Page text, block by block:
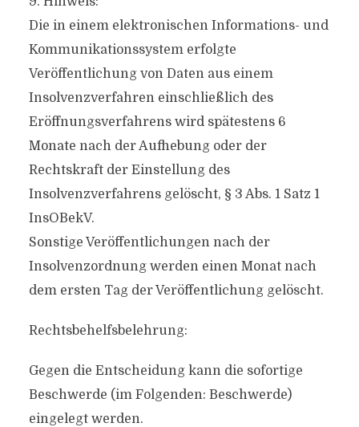
Die in einem elektronischen Informations- und
Kommunikationssystem erfolgte
Veröffentlichung von Daten aus einem
Insolvenzverfahren einschließlich des
Eröffnungsverfahrens wird spätestens 6
Monate nach der Aufhebung oder der
Rechtskraft der Einstellung des
Insolvenzverfahrens gelöscht, § 3 Abs. 1 Satz 1
InsOBekV.
Sonstige Veröffentlichungen nach der
Insolvenzordnung werden einen Monat nach
dem ersten Tag der Veröffentlichung gelöscht.
Rechtsbehelfsbelehrung:
Gegen die Entscheidung kann die sofortige
Beschwerde (im Folgenden: Beschwerde)
eingelegt werden.